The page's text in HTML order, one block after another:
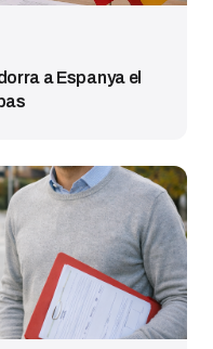
a Espanya el